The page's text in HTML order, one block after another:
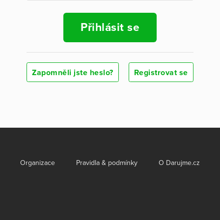
Přihlásit se
Zapomněli jste heslo? Registrovat se
Organizace Pravidla & podmínky O Darujme.cz